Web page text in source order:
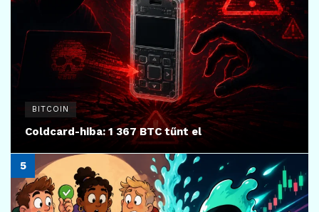
BITCOIN
Coldcard-hiba: 1 367 BTC tűnt el